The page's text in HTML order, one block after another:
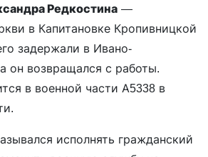
Редкостина —
в Капитановке Кропивницкой
задержали в Ивано-
он возвращался с работы.
в военной части А5338 в
исполнять гражданский